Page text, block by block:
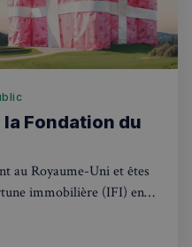
Fondation du
immobilière (IFI) en
d'une réduction